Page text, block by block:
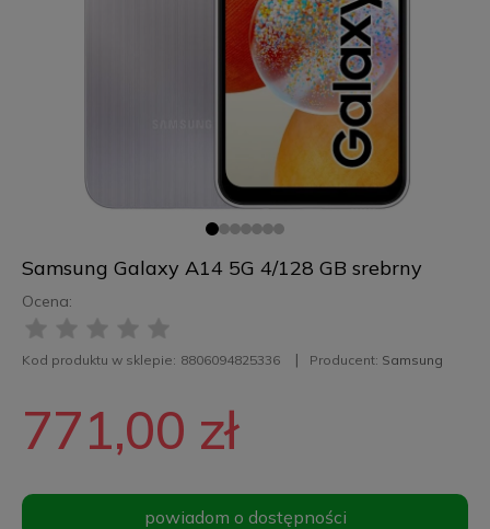
Samsung Galaxy A14 5G 4/128 GB srebrny
Ocena:
Kod produktu w sklepie: 8806094825336 Producent: Samsung
771,00 zł
powiadom o dostępności